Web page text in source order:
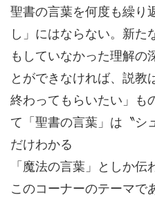
聖書の言葉を何度も繰り
し」にはならない。新た
もしていなかった理解の
とができなければ、説教
終わってもらいたい」も
て「聖書の言葉」は〝シ
だけわかる
「魔法の言葉」としか伝
このコーナーのテーマで